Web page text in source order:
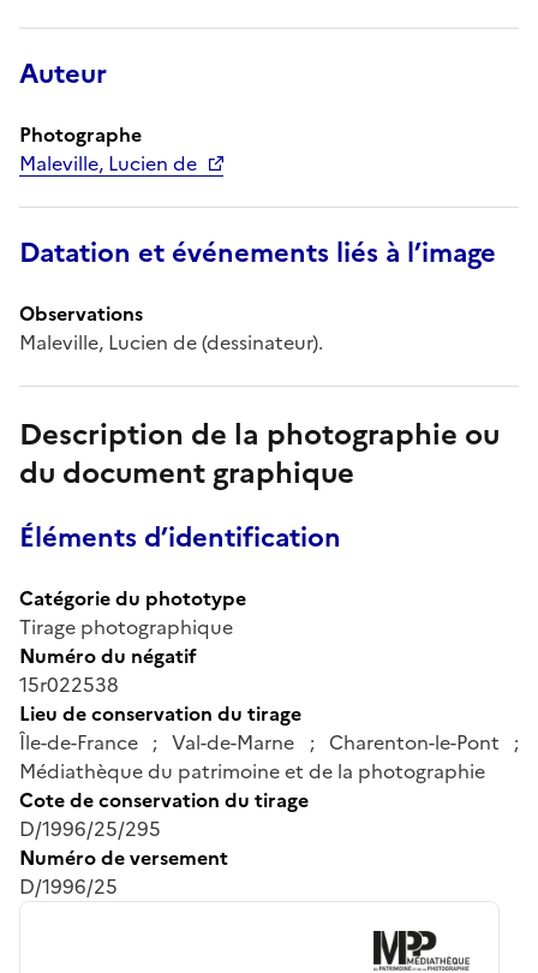
Auteur
Photographe
Maleville, Lucien de
Datation et événements liés à l’image
Observations
Maleville, Lucien de (dessinateur).
Description de la photographie ou
du document graphique
Éléments d’identification
Catégorie du phototype
Tirage photographique
Numéro du négatif
15r022538
Lieu de conservation du tirage
Île-de-France ; Val-de-Marne ; Charenton-le-Pont ;
Médiathèque du patrimoine et de la photographie
Cote de conservation du tirage
D/1996/25/295
Numéro de versement
D/1996/25